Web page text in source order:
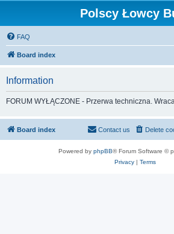
Polscy Łowcy
FAQ
Board index
Information
FORUM WYŁĄCZONE - Przerwa techniczna.
Board index Delete
Contact us
Powered by phpBB® Forum Software ©
Privacy| Terms